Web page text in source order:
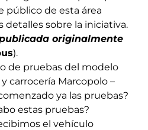
público de esta área
detalles sobre la iniciativa.
originalmente
).
de pruebas del modelo
carrocería Marcopolo –
ya las pruebas?
estas pruebas?
el vehículo